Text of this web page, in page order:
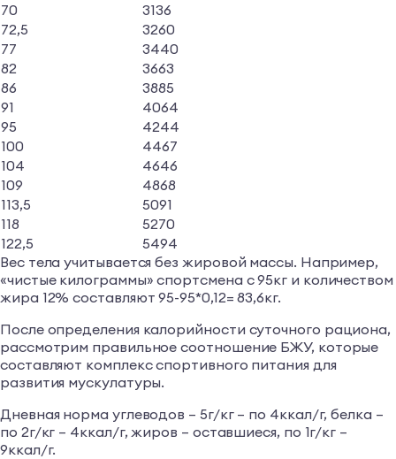
70
3136
72,5
3260
77
3440
82
3663
86
3885
91
4064
95
4244
100
4467
104
4646
109
4868
113,5
5091
118
5270
122,5
5494
Вес тела учитывается без жировой массы. Например,
«чистые килограммы» спортсмена с 95кг и количеством
жира 12% составляют 95-95*0,12= 83,6кг.
После определения калорийности суточного рациона,
рассмотрим правильное соотношение БЖУ, которые
составляют комплекс спортивного питания для
развития мускулатуры.
Дневная норма углеводов – 5г/кг – по 4ккал/г, белка –
по 2г/кг – 4ккал/г, жиров – оставшиеся, по 1г/кг –
9ккал/г.